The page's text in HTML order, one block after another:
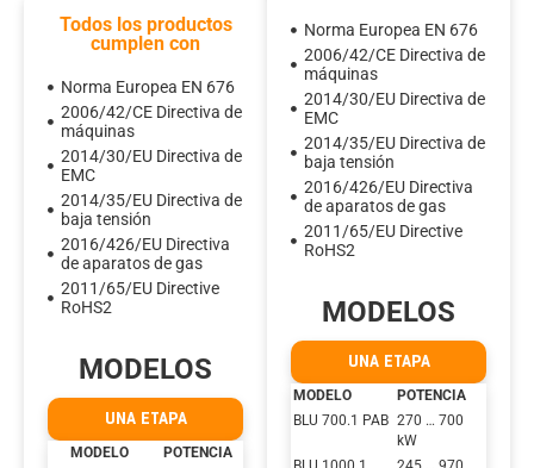
Todos los productos
cumplen con
Norma Europea EN 676
2006/42/CE Directiva de
máquinas
2014/30/EU Directiva de
EMC
2014/35/EU Directiva de
baja tensión
2016/426/EU Directiva
de aparatos de gas
2011/65/EU Directive
RoHS2
MODELOS
UNA ETAPA
MODELO
POTENCIA
Norma Europea EN 676
2006/42/CE Directiva de
máquinas
2014/30/EU Directiva de
EMC
2014/35/EU Directiva de
baja tensión
2016/426/EU Directiva
de aparatos de gas
2011/65/EU Directive
RoHS2
MODELOS
UNA ETAPA
MODELO
POTENCIA
BLU 700.1 PAB 270 … 700
kW